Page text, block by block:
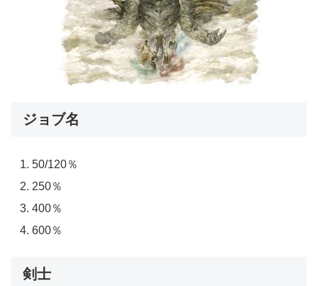
ジョブ名
50/120％
250％
400％
600％
剣士